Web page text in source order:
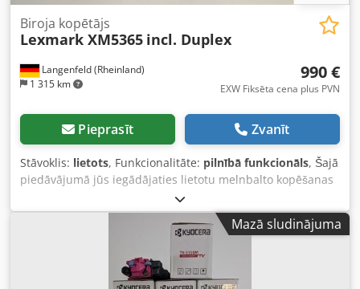
Langenfeld (Rheinland)
1 315 km
Biroja kopētājs
Lexmark XM5365 incl. Duplex
990 €
EXW Fiksēta cena plus PVN
Pieprasīt Zvanīt
Stāvoklis: lietots, Funkcionalitāte: pilnībā funkcionāls, Šajā
piedāvājumā jūs iegādājaties lietotu melnbalto kopēšanas
iekārtu “Lexmark XM5365”. Pārdošanas objekts: 1 x
Lexmark XM5365 ar šādu aprīkojumu: iekļauts divpusējs
automātiskais dokumentu padevējs (ADF) / reversais
automātiskais dokumentu padevējs (R-ADF) Rādītāju
vērtības: Kopā: apmēram 2931 Stāvoklis: Dcsdpfx Adezpw
Nfj Ssk Šis piedāvājums attiecas uz lietotu iekārtu, kurai
Mazā sludinājuma